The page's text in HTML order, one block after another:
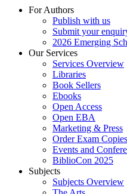
For Authors
Publish with us
Submit your
2026 Emerging
Our Services
Services Overview
Libraries
Book Sellers
Ebooks
Open Access
Open EBA
Marketing & Press
Order Exam Copies
Events and
BiblioCon 2025
Subjects
Subjects Overview